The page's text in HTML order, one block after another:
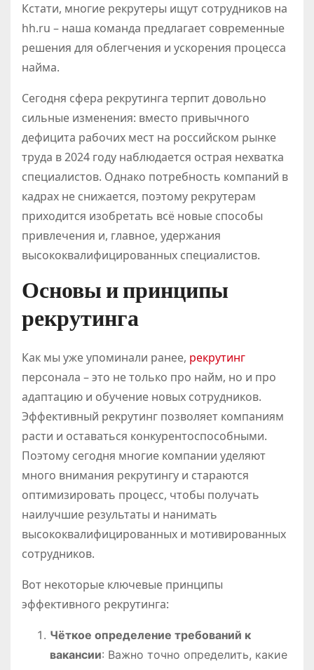
Кстати, многие рекрутеры ищут сотрудников на
hh.ru – наша команда предлагает современные
решения для облегчения и ускорения процесса
найма.
Сегодня сфера рекрутинга терпит довольно
сильные изменения: вместо привычного
дефицита рабочих мест на российском рынке
труда в 2024 году наблюдается острая нехватка
специалистов. Однако потребность компаний в
кадрах не снижается, поэтому рекрутерам
приходится изобретать всё новые способы
привлечения и, главное, удержания
высококвалифицированных специалистов.
Основы и принципы
рекрутинга
Как мы уже упоминали ранее, рекрутинг
персонала – это не только про найм, но и про
адаптацию и обучение новых сотрудников.
Эффективный рекрутинг позволяет компаниям
расти и оставаться конкурентоспособными.
Поэтому сегодня многие компании уделяют
много внимания рекрутингу и стараются
оптимизировать процесс, чтобы получать
наилучшие результаты и нанимать
высококвалифицированных и мотивированных
сотрудников.
Вот некоторые ключевые принципы
эффективного рекрутинга:
Чёткое определение требований к
вакансии: Важно точно определить, какие